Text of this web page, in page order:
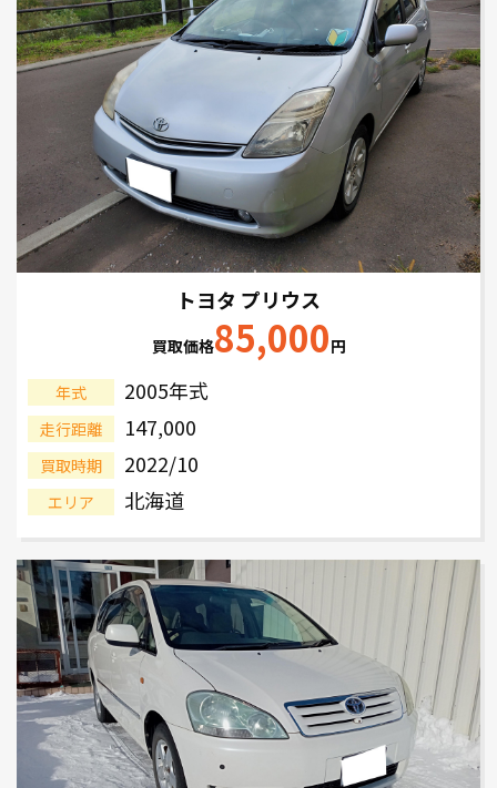
トヨタ プリウス
買取価格85,000円
年式 2005年式
走行距離 147,000
買取時期 2022/10
エリア 北海道